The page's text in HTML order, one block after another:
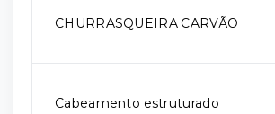
CHURRASQUEIRA CARVÃO
Cabeamento estruturado